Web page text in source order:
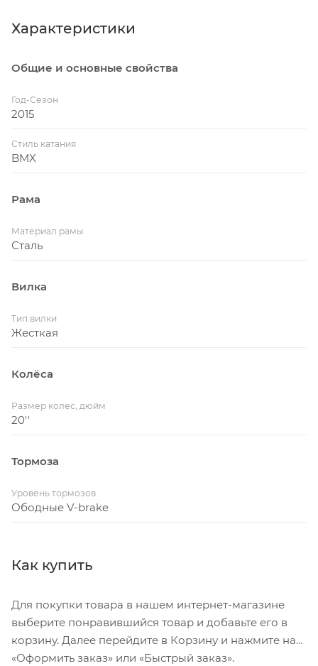
Характеристики
Общие и основные свойства
Год-Сезон
2015
Стиль катания
BMX
Рама
Материал рамы
Сталь
Вилка
Тип вилки
Жесткая
Колёса
Размер колес, дюйм
20''
Тормоза
Уровень тормозов
Ободные V-brake
Как купить
Для покупки товара в нашем интернет-магазине
выберите понравившийся товар и добавьте его в
корзину. Далее перейдите в Корзину и нажмите на
«Оформить заказ» или «Быстрый заказ».